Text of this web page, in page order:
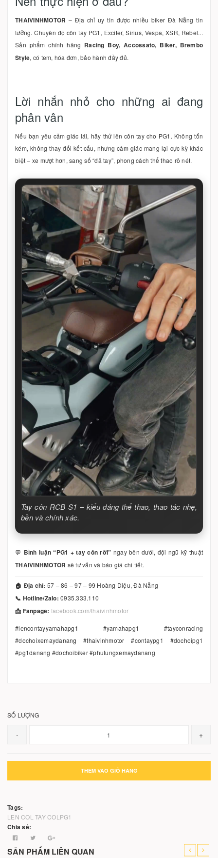
THAIVINHMOTOR – Địa chỉ uy tín được nhiều biker Đà Nẵng tin
tưởng. Chuyên độ côn tay PG1, Exciter, Sirius, Vespa, XSR, Rebel...
Sản phẩm chính hãng Racing Boy, Accossato, Biker, Brembo
Style, có tem, hóa đơn, bảo hành đầy đủ.
Lời nhắn nhỏ cho những ai đang
phân vân
Nếu bạn yêu cảm giác lái, hãy thử lên côn tay cho PG1. Không tốn
kém, không thay đổi kết cấu, nhưng cảm giác mang lại cực kỳ khác
biệt – xe mượt hơn, sang số “đã tay”, phong cách thể thao rõ nét.
Tay côn RCB S1 – kiểu dáng thể thao, thao tác nhẹ,
bền và chính xác.
💬 Bình luận “PG1 + tay côn rời” ngay bên dưới, đội ngũ kỹ thuật
THAIVINHMOTOR sẽ tư vấn và báo giá chi tiết.
🏠 Địa chỉ: 57 – 86 – 97 – 99 Hoàng Diệu, Đà Nẵng
📞 Hotline/Zalo: 0935.333.110
📩 Fanpage: facebook.com/thaivinhmotor
#lencontayyamahapg1 #yamahapg1 #tayconracing
#dochoixemaydanang #thaivinhmotor #contaypg1 #dochoipg1
#pg1danang #dochoibiker #phutungxemaydanang
SỐ LƯỢNG
- +
THÊM VÀO GIỎ HÀNG
Tags:
LEN COL TAYCOLPG1
Chia sẻ:
SẢN PHẨM LIÊN QUAN